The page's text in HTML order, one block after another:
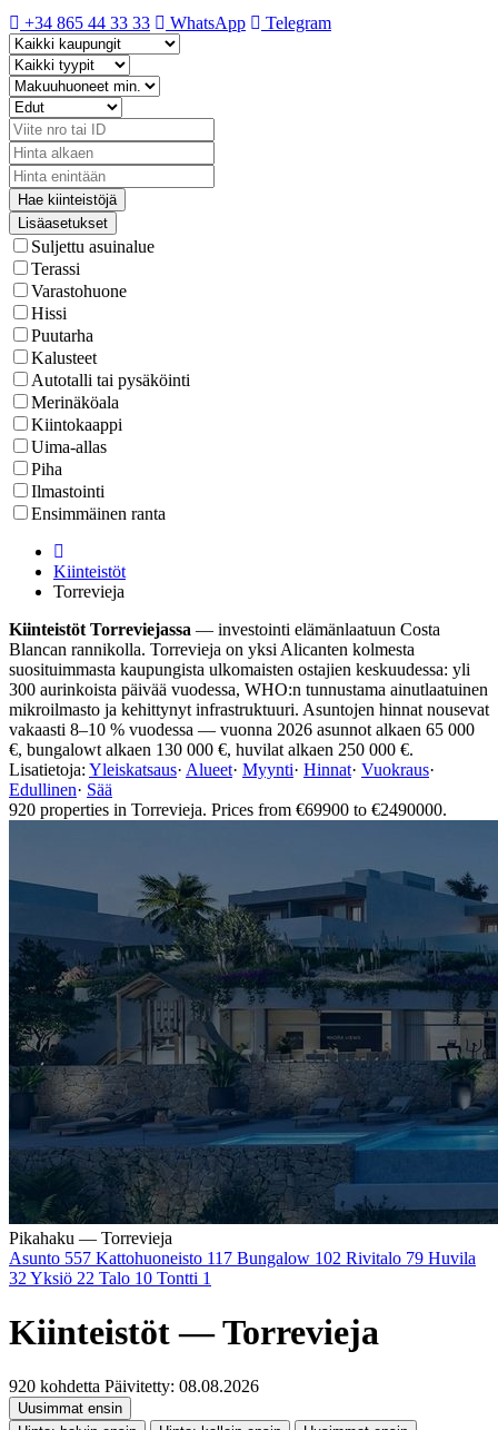
+34 865 44 33 33
WhatsApp Telegram
Lisäasetukset
Suljettu asuinalue
Terassi
Varastohuone
Hissi
Puutarha
Kalusteet
Autotalli tai pysäköinti
Merinäköala
Kiintokaappi
Uima-allas
Piha
Ilmastointi
Ensimmäinen ranta
Kiinteistöt
Torrevieja
Kiinteistöt Torreviejassa — investointi elämänlaatuun Costa
Blancan rannikolla. Torrevieja on yksi Alicanten kolmesta
suosituimmasta kaupungista ulkomaisten ostajien keskuudessa: yli
300 aurinkoista päivää vuodessa, WHO:n tunnustama ainutlaatuinen
mikroilmasto ja kehittynyt infrastruktuuri. Asuntojen hinnat nousevat
vakaasti 8–10 % vuodessa — vuonna 2026 asunnot alkaen 65 000
€, bungalowt alkaen 130 000 €, huvilat alkaen 250 000 €.
Lisatietoja: Yleiskatsaus· Alueet· Myynti· Hinnat· Vuokraus·
Edullinen· Sää
920 properties in Torrevieja. Prices from €69900 to €2490000.
Pikahaku — Torrevieja
Asunto 557 Kattohuoneisto 117 Bungalow 102 Rivitalo 79 Huvila
32 Yksiö 22 Talo 10 Tontti 1
Kiinteistöt — Torrevieja
920 kohdetta Päivitetty: 08.08.2026
Uusimmat ensin